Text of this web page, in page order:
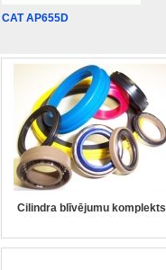
CAT AP655D
Cilindra blīvējumu komplekts